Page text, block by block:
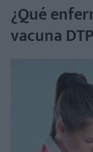
¿Qué
vacuna